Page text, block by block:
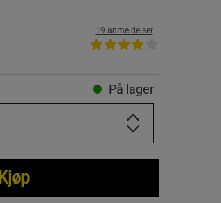
19 anmeldelser
På lager
Kjøp